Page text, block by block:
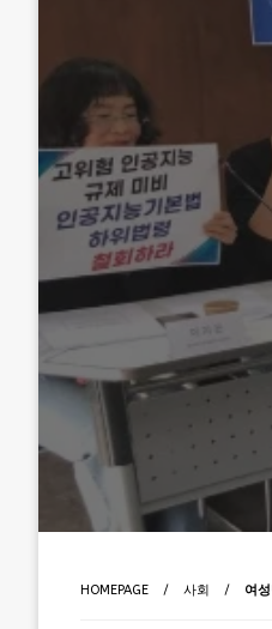
HOMEPAGE 사회 여